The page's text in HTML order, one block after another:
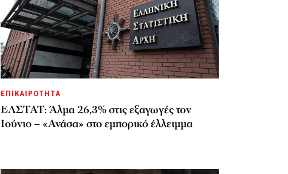
ΕΠΙΚΑΙΡΟΤΗΤΑ
ΕΛΣΤΑΤ: Άλμα 26,3% στις εξαγωγές τον
Ιούνιο – «Ανάσα» στο εμπορικό έλλειμμα